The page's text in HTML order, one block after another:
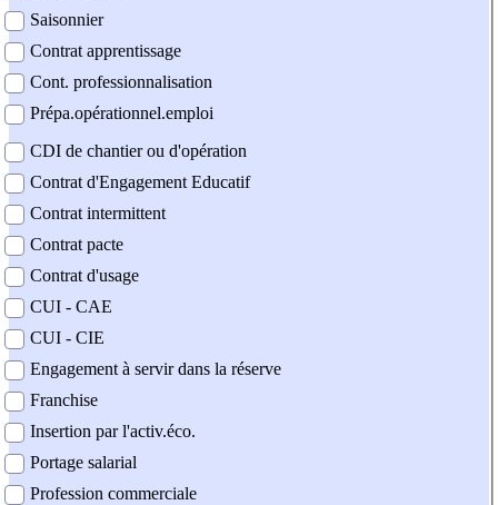
Saisonnier
Contrat apprentissage
Cont. professionnalisation
Prépa.opérationnel.emploi
CDI de chantier ou d'opération
Contrat d'Engagement Educatif
Contrat intermittent
Contrat pacte
Contrat d'usage
CUI - CAE
CUI - CIE
Engagement à servir dans la réserve
Franchise
Insertion par l'activ.éco.
Portage salarial
Profession commerciale